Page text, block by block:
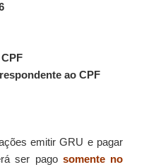
ao CPF
emitir GRU e pagar
ser pago somente no